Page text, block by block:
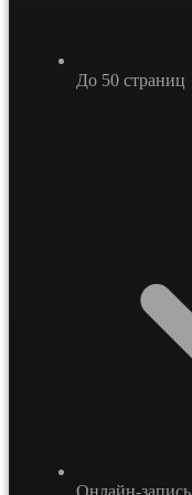
До 50 страниц
Онлайн-запись